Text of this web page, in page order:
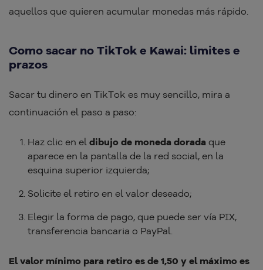
aquellos que quieren acumular monedas más rápido.
Como sacar no TikTok e Kawai: limites e
prazos
Sacar tu dinero en TikTok es muy sencillo, mira a
continuación el paso a paso:
Haz clic en el dibujo de moneda dorada que
aparece en la pantalla de la red social, en la
esquina superior izquierda;
Solicite el retiro en el valor deseado;
Elegir la forma de pago, que puede ser vía PIX,
transferencia bancaria o PayPal.
El valor mínimo para retiro es de 1,50 y el máximo es